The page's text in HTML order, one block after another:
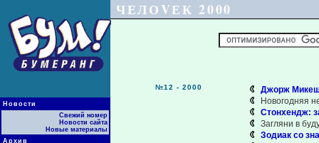
Новости
Свежий номер
Новости сайта
Новые материалы
Архив
ЧЕЛОVЕК 2000
№12 - 2000
Джорж
Новогодняя
Стонхендж:
Загляни в
Зодиак со